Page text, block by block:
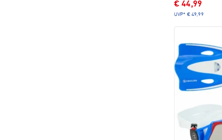
€ 44,99
UVP* € 49,99